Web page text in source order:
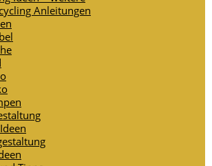
Anleitungen